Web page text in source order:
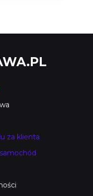
za klienta